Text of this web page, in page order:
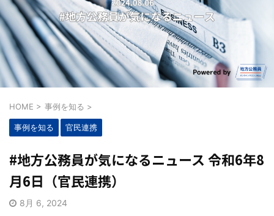
HOME > 事例を知る >
事例を知る 官民連携
#地方公務員が気になるニュース 令和6年8
月6日（官民連携）
8月 6, 2024